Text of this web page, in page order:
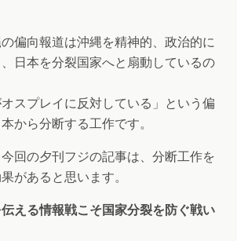
偏向報道は沖縄を精神的、政治的に
日本を分裂国家へと扇動しているの
オスプレイに反対している」という偏
から分断する工作です。
回の夕刊フジの記事は、分断工作を
があると思います。
伝える情報戦こそ国家分裂を防ぐ戦い